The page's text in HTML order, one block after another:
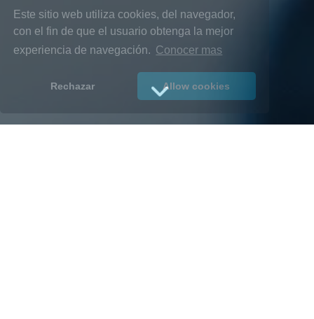
Este sitio web utiliza cookies, del navegador,
con el fin de que el usuario obtenga la mejor
experiencia de navegación. Conocer mas
Rechazar Allow cookies